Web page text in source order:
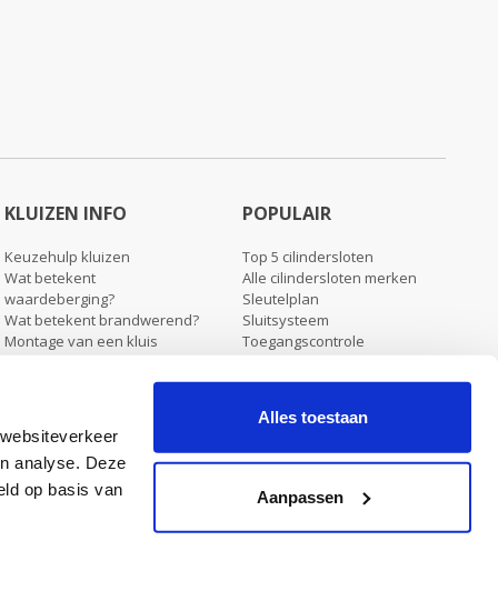
analyse. Deze
op basis van
Alles toestaan
AanpassenStel ons een vraag
KLUIZEN INFO
Keuzehulp kluizen
Wat betekent
waardeberging?
Wat betekent brandwerend?
Montage van een kluis
POPULAIR
Top 5 cilindersloten
Alle cilindersloten merken
Sleutelplan
Sluitsysteem
Toegangscontrole
Koopjeshoek